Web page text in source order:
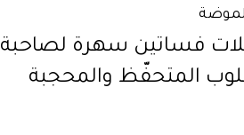
فساتين سهرة لصاحبة
المتحفّظ والمحجبة